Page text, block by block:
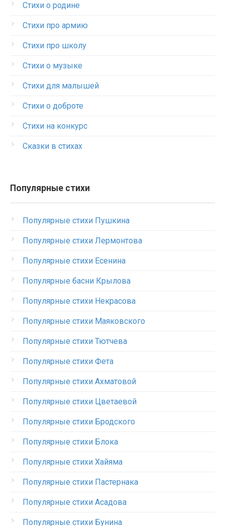
Стихи о родине
Стихи про армию
Стихи про школу
Стихи о музыке
Стихи для малышей
Стихи о доброте
Стихи на конкурс
Сказки в стихах
Популярные стихи
Популярные стихи Пушкина
Популярные стихи Лермонтова
Популярные стихи Есенина
Популярные басни Крылова
Популярные стихи Некрасова
Популярные стихи Маяковского
Популярные стихи Тютчева
Популярные стихи Фета
Популярные стихи Ахматовой
Популярные стихи Цветаевой
Популярные стихи Бродского
Популярные стихи Блока
Популярные стихи Хайяма
Популярные стихи Пастернака
Популярные стихи Асадова
Популярные стихи Бунина